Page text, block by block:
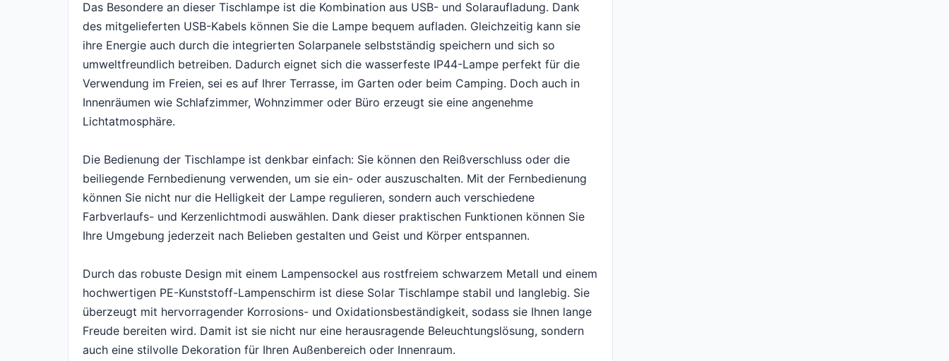
Das Besondere an dieser Tischlampe ist die Kombination aus USB- und Solaraufladung. Dank
des mitgelieferten USB-Kabels können Sie die Lampe bequem aufladen. Gleichzeitig kann sie
ihre Energie auch durch die integrierten Solarpanele selbstständig speichern und sich so
umweltfreundlich betreiben. Dadurch eignet sich die wasserfeste IP44-Lampe perfekt für die
Verwendung im Freien, sei es auf Ihrer Terrasse, im Garten oder beim Camping. Doch auch in
Innenräumen wie Schlafzimmer, Wohnzimmer oder Büro erzeugt sie eine angenehme
Lichtatmosphäre.
Die Bedienung der Tischlampe ist denkbar einfach: Sie können den Reißverschluss oder die
beiliegende Fernbedienung verwenden, um sie ein- oder auszuschalten. Mit der Fernbedienung
können Sie nicht nur die Helligkeit der Lampe regulieren, sondern auch verschiedene
Farbverlaufs- und Kerzenlichtmodi auswählen. Dank dieser praktischen Funktionen können Sie
Ihre Umgebung jederzeit nach Belieben gestalten und Geist und Körper entspannen.
Durch das robuste Design mit einem Lampensockel aus rostfreiem schwarzem Metall und einem
hochwertigen PE-Kunststoff-Lampenschirm ist diese Solar Tischlampe stabil und langlebig. Sie
überzeugt mit hervorragender Korrosions- und Oxidationsbeständigkeit, sodass sie Ihnen lange
Freude bereiten wird. Damit ist sie nicht nur eine herausragende Beleuchtungslösung, sondern
auch eine stilvolle Dekoration für Ihren Außenbereich oder Innenraum.